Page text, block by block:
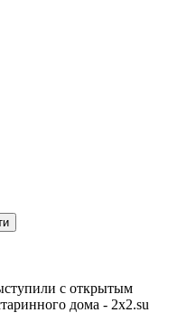
с открытым
дома - 2x2.su